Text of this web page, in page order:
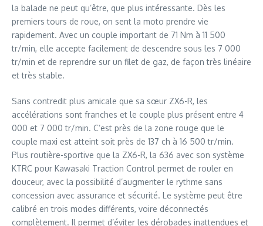
la balade ne peut qu’être, que plus intéressante. Dès les
premiers tours de roue, on sent la moto prendre vie
rapidement. Avec un couple important de 71 Nm à 11 500
tr/min, elle accepte facilement de descendre sous les 7 000
tr/min et de reprendre sur un filet de gaz, de façon très linéaire
et très stable.
Sans contredit plus amicale que sa sœur ZX6-R, les
accélérations sont franches et le couple plus présent entre 4
000 et 7 000 tr/min. C’est près de la zone rouge que le
couple maxi est atteint soit près de 137 ch à 16 500 tr/min.
Plus routière-sportive que la ZX6-R, la 636 avec son système
KTRC pour Kawasaki Traction Control permet de rouler en
douceur, avec la possibilité d’augmenter le rythme sans
concession avec assurance et sécurité. Le système peut être
calibré en trois modes différents, voire déconnectés
complètement. Il permet d’éviter les dérobades inattendues et